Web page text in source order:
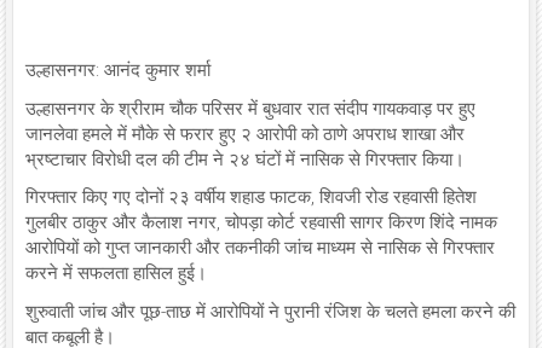
उल्हासनगर: आनंद कुमार शर्मा
उल्हासनगर के श्रीराम चौक परिसर में बुधवार रात संदीप गायकवाड़ पर हुए
जानलेवा हमले में मौके से फरार हुए २ आरोपी को ठाणे अपराध शाखा और
भ्रष्टाचार विरोधी दल की टीम ने २४ घंटों में नासिक से गिरफ्तार किया।
गिरफ्तार किए गए दोनों २३ वर्षीय शहाड फाटक, शिवजी रोड रहवासी हितेश
गुलबीर ठाकुर और कैलाश नगर, चोपड़ा कोर्ट रहवासी सागर किरण शिंदे नामक
आरोपियों को गुप्त जानकारी और तकनीकी जांच माध्यम से नासिक से गिरफ्तार
करने में सफलता हासिल हुई।
शुरुवाती जांच और पूछ-ताछ में आरोपियों ने पुरानी रंजिश के चलते हमला करने की
बात कबूली है।